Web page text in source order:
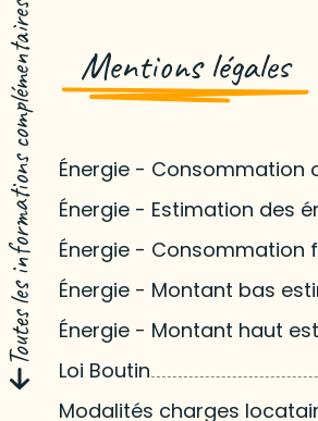
Toutes les informations complémentaires Mentions légales
Énergie - Consommation
Énergie - Estimation des
Énergie - Consommation
Énergie - Montant bas
Énergie - Montant haut
Loi Boutin
Modalités charges